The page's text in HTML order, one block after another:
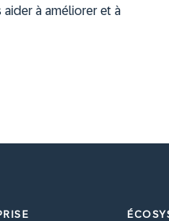
à améliorer et à